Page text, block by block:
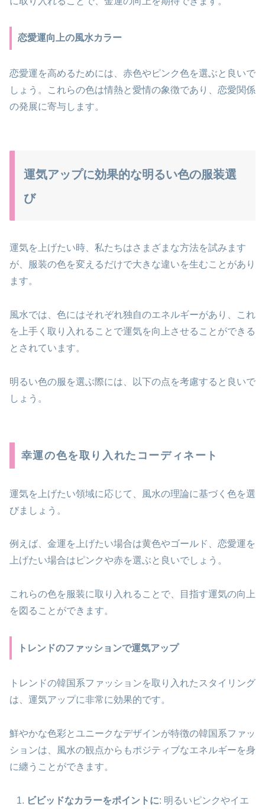
恋愛運向上の風水カラー
恋愛運を高めるためには、赤色やピンク色を選ぶと良いで
しょう。これらの色は情熱と愛情の象徴であり、恋愛関係
の発展に寄与します。
運気アップに効果的な明るい色の服装選
び
運気を上げたい時、私たちはさまざまな方法を試みます
が、服装の色を変えるだけで大きな違いを生むことがあり
ます。
風水では、色にはそれぞれ独自のエネルギーがあり、これ
を上手く取り入れることで運気を向上させることができる
とされています。
明るい色の服を選ぶ際には、以下の点を考慮すると良いで
しょう。
幸運の色を取り入れたコーディネート
運気を上げたい領域に応じて、風水の理論に基づく色を選
びましょう。
例えば、金運を上げたい場合は黄色やゴールド、恋愛運を
上げたい場合はピンクや赤を選ぶと良いでしょう。
これらの色を服装に取り入れることで、目指す運気の向上
を図ることができます。
トレンドのファッションで運気アップ
トレンドの韓国系ファッションを取り入れたスタイリング
は、運気アップに非常に効果的です。
鮮やかな色彩とユニークなデザインが特徴の韓国系ファッ
ションは、風水の観点からもポジティブなエネルギーを身
に纏うことができます。
ビビッドなカラーをポイントに: 明るいピンクやイエ